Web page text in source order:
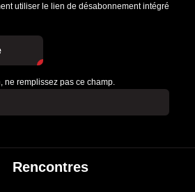
utiliser le lien de désabonnement intégré
ne remplissez pas ce champ.
Rencontres